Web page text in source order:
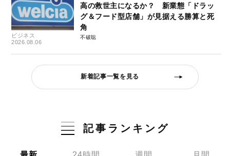
ビジネス
2026.08.06
高の救世主になるか？ 新業態「ドラッ
グ＆フード型店舗」が見据える勝算と死
角
不破聡
新着記事一覧を見る
記事ランキング